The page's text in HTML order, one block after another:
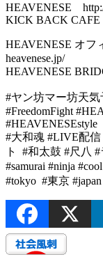
HEAVENESE
KICK BACK CAFE
HEAVENESE オフ
heavenese.jp/
HEAVENESE
#ヤン坊マー坊天気
#FreedomFight
#HEAVENESEstyle
#大和魂 #LIVE配信
ト #和太鼓 #尺八
#samurai #ninja
#tokyo #東京